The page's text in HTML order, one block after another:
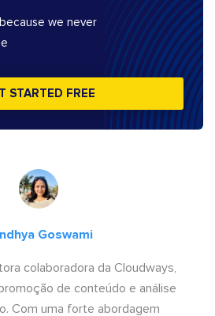
we never
STARTED FREE
Goswami
colaboradora da Cloudways,
de conteúdo e análise
Com uma forte abordagem